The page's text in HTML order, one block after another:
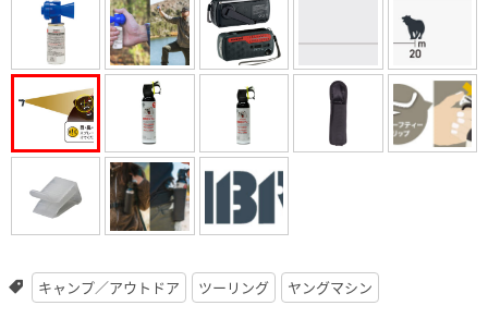
キャンプ／アウトドア ツーリング ヤングマシン